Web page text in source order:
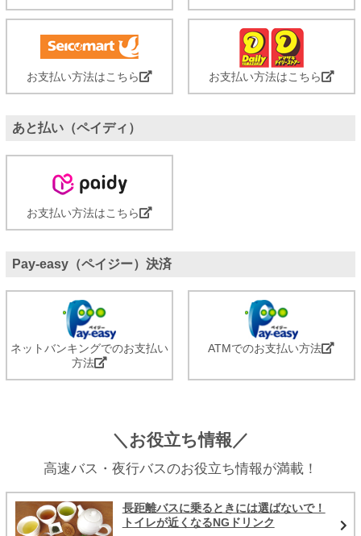
お支払い方法はこちら お支払い方法はこちら
あと払い（ペイディ）
お支払い方法はこちら
Pay-easy（ペイジー）決済
ネットバンキングでのお支払い
方法
ATMでのお支払い方法
＼お役立ち情報／
高速バス・夜行バスのお役立ち情報が満載！
長距離バスに乗るときには選ばないで！
トイレが近くなるNGドリンク